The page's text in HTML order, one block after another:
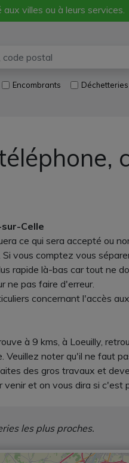
villes ou à leurs services.
Encombrants Déchetteries
Celle
ce qui sera accepté ou
vous comptez vous
rapide là-bas car tout ne
ne pas faire d'erreur.
concernant l'accès
à 9 kms, à Loeuilly,
noter qu'il ne faut
des gros travaux et
et on vous dira si c'est
les plus proches.